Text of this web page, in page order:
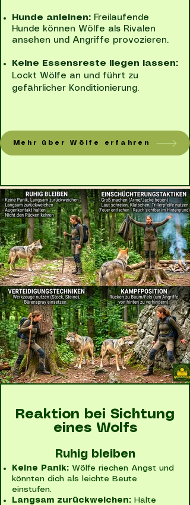
Hunde anleinen: Freilaufende
Hunde können Wölfe als Rivalen
ansehen und Angriffe provozieren.
Keine Essensreste liegen lassen:
Lockt Wölfe an und führt zu
gefährlicher Konditionierung.
Mehr über Wölfe erfahren
Reaktion bei Sichtung
eines Wolfs
Ruhig bleiben
Keine Panik: Wölfe riechen Angst und
könnten dich als leichte Beute
einstufen.
Langsam zurückweichen: Halte